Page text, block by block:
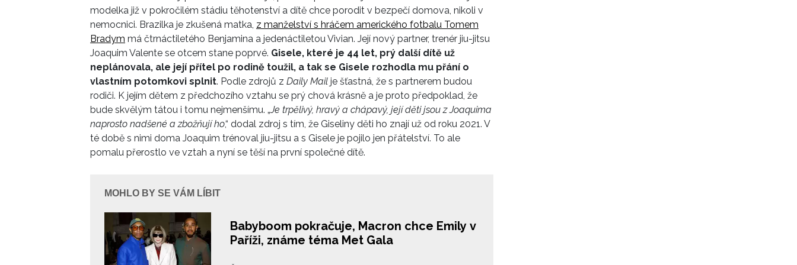
modelka již v pokročilém stádiu těhotenství a dítě chce porodit v bezpečí domova, nikoli v
nemocnici. Brazilka je zkušená matka, z manželství s hráčem amerického fotbalu Tomem
Bradym má čtrnáctiletého Benjamina a jedenáctiletou Vivian. Její nový partner, trenér jiu-jitsu
Joaquim Valente se otcem stane poprvé. Gisele, které je 44 let, prý další dítě už
neplánovala, ale její přítel po rodině toužil, a tak se Gisele rozhodla mu přání o
vlastním potomkovi splnit. Podle zdrojů z Daily Mail je šťastná, že s partnerem budou
rodiči. K jejím dětem z předchozího vztahu se prý chová krásně a je proto předpoklad, že
bude skvělým tátou i tomu nejmenšímu. „Je trpělivý, hravý a chápavý, její děti jsou z Joaquima
naprosto nadšené a zbožňují ho,“ dodal zdroj s tím, že Giseliny děti ho znají už od roku 2021. V
té době s nimi doma Joaquim trénoval jiu-jitsu a s Gisele je pojilo jen přátelství. To ale
pomalu přerostlo ve vztah a nyní se těší na první společné dítě.
MOHLO BY SE VÁM LÍBIT
Babyboom pokračuje, Macron chce Emily v
Paříži, známe téma Met Gala